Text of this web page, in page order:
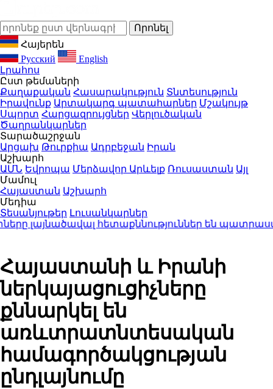
Հայերեն
Русский
English
Լրահոս
Ըստ թեմաների
Քաղաքական Հասարակություն Տնտեսություն
Իրավունք Արտակարգ պատահարներ Մշակույթ
Սպորտ Հարցազրույցներ Վերլուծական
Ծաղրանկարներ
Տարածաշրջան
Արցախ Թուրքիա Ադրբեջան Իրան
Աշխարհ
ԱՄՆ Եվրոպա Մերձավոր Արևելք Ռուսաստան Այլ
Մամուլ
Հայաստան Աշխարհ
Մեդիա
Տեսանյութեր Լուսանկարներ
լայնածավալ հետաքննություններ են
Հայաստանի և Իրանի
ներկայացուցիչները
քննարկել են
առևտրատնտեսական
համագործակցության
ընդլայնումը